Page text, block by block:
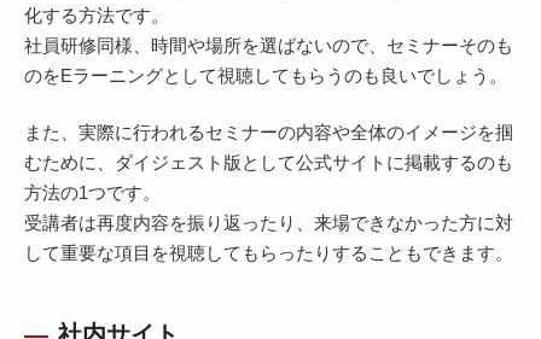
化する方法です。
社員研修同様、時間や場所を選ばないので、セミナーそのも
のをEラーニングとして視聴してもらうのも良いでしょう。
また、実際に行われるセミナーの内容や全体のイメージを掴
むために、ダイジェスト版として公式サイトに掲載するのも
方法の1つです。
受講者は再度内容を振り返ったり、来場できなかった方に対
して重要な項目を視聴してもらったりすることもできます。